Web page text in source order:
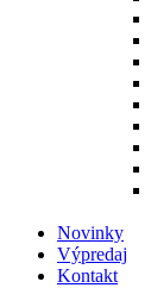
Novinky
Výpredaj
Kontakt